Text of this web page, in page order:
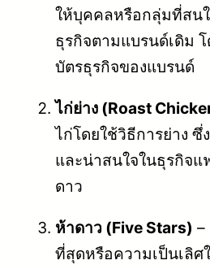
ให้บุคคลหรือกลุ่มที่สน
ธุรกิจตามแบรนด์เดิม
บัตรธุรกิจของแบรนด์
ไก่ย่าง (Roast
ไก่โดยใช้วิธีการย่าง ซึ่
และน่าสนใจในธุรกิจแ
ดาว
ห้าดาว (Five Stars) –
ที่สุดหรือความเป็นเลิศ